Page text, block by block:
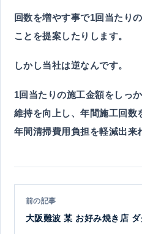
回数を増やす事で1回当たり
ことを提案したりします。
しかし当社は逆なんです。
1回当たりの施工金額をしっ
維持を向上し、年間施工回数
年間清掃費用負担を軽減出来
前の記事
大阪難波 某 お好み焼き店